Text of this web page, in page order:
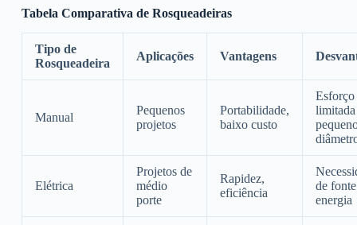
Tabela Comparativa de Rosqueadeiras
Tipo de
Rosqueadeira
Aplicações Vantagens
Manual
Pequenos
projetos
Portabilidade,
baixo custo
limitada
Elétrica
Projetos de
médio
porte
Rapidez,
eficiência
de
energia